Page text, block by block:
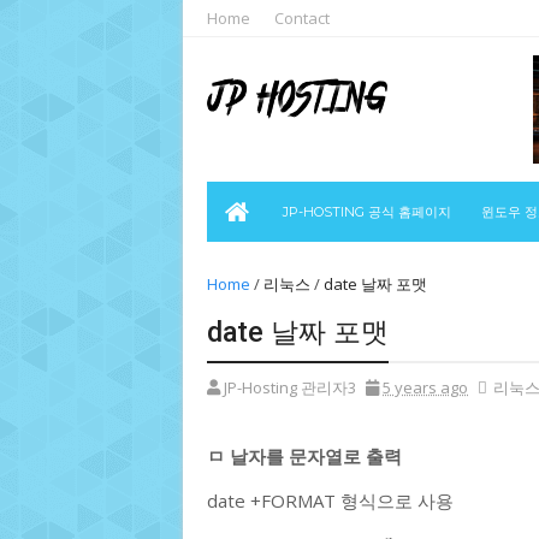
Home Contact
JP-HOSTING 공식 홈페이지 윈도우
Home / 리눅스 /date 날짜 포맷
date 날짜 포맷
JP-Hosting 관리자3 5 years ago 리눅스
ㅁ 날자를 문자열로 출력
date +FORMAT 형식으로 사용